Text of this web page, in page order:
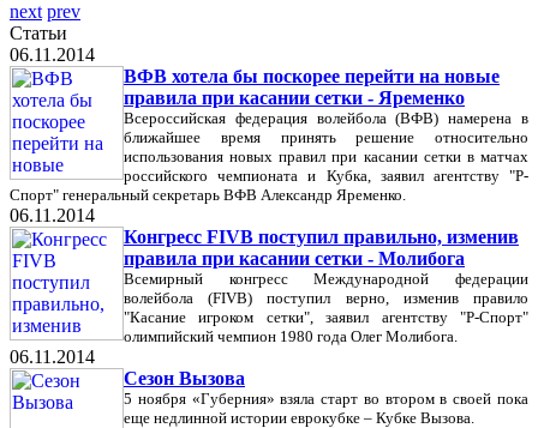
next prev
Статьи
06.11.2014
ВФВ хотела бы поскорее перейти на новые
правила при касании сетки - Яременко
Всероссийская федерация волейбола (ВФВ) намерена в
ближайшее время принять решение относительно
использования новых правил при касании сетки в матчах
российского чемпионата и Кубка, заявил агентству "Р-
Спорт" генеральный секретарь ВФВ Александр Яременко.
06.11.2014
Конгресс FIVB поступил правильно, изменив
правила при касании сетки - Молибога
Всемирный конгресс Международной федерации
волейбола (FIVB) поступил верно, изменив правило
"Касание игроком сетки", заявил агентству "Р-Спорт"
олимпийский чемпион 1980 года Олег Молибога.
06.11.2014
Сезон Вызова
5 ноября «Губерния» взяла старт во втором в своей пока
еще недлинной истории еврокубке – Кубке Вызова.